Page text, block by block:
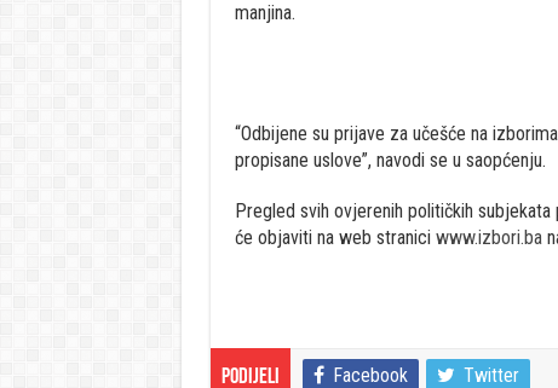
manjina.
“Odbijene su prijave za učešće na
propisane uslove”, navodi se u saopćenju.
Pregled svih ovjerenih političkih
će objaviti na web stranici www.izbori.ba
Podijeli Facebook Twitter